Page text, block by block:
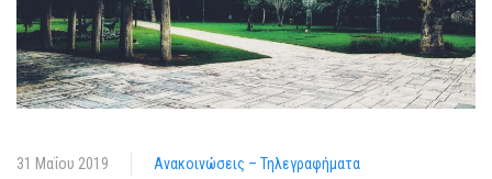
31 Μαΐου 2019 Ανακοινώσεις – Τηλεγραφήματα